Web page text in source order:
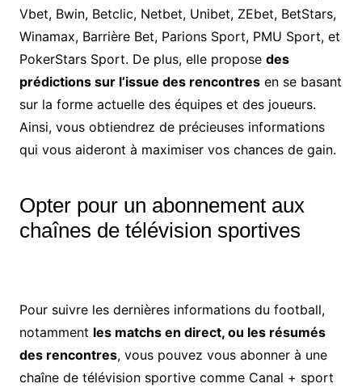
Vbet, Bwin, Betclic, Netbet, Unibet, ZEbet, BetStars,
Winamax, Barrière Bet, Parions Sport, PMU Sport, et
PokerStars Sport. De plus, elle propose des
prédictions sur l’issue des rencontresen se basant
sur la forme actuelle des équipes et des joueurs.
Ainsi, vous obtiendrez de précieuses informations
qui vous aideront à maximiser vos chances de gain.
Opter pour un abonnement aux
chaînes de télévision sportives
Pour suivre les dernières informations du football,
notamment les matchs en direct, ou les résumés
des rencontres, vous pouvez vous abonner à une
chaîne de télévision sportive comme Canal + sport